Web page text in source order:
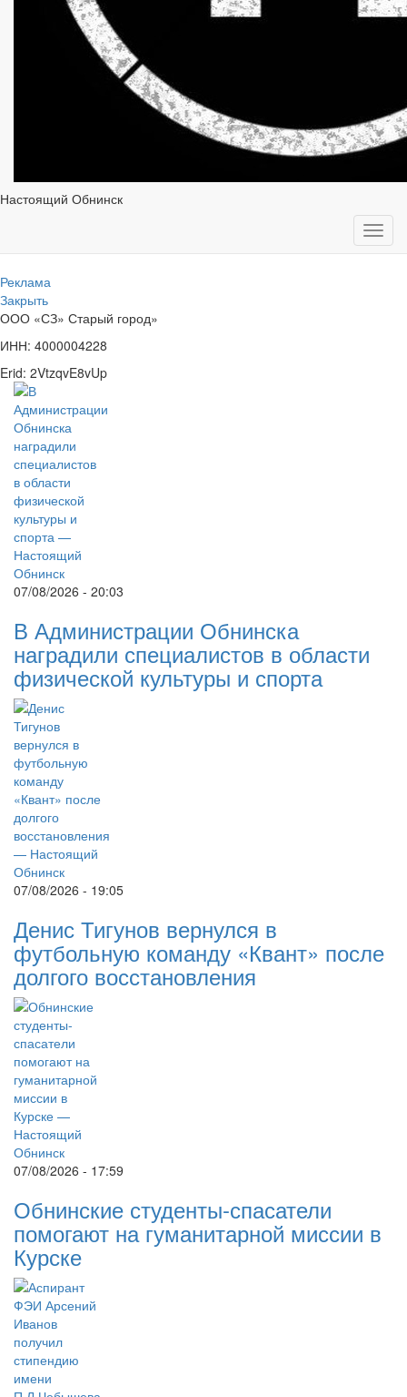
Настоящий Обнинск
Реклама
Закрыть
ООО «СЗ» Старый город»
ИНН: 4000004228
Erid: 2VtzqvE8vUp
07/08/2026 - 20:03
В Администрации Обнинска
наградили специалистов в области
физической культуры и спорта
07/08/2026 - 19:05
Денис Тигунов вернулся в
футбольную команду «Квант» после
долгого восстановления
07/08/2026 - 17:59
Обнинские студенты-спасатели
помогают на гуманитарной миссии в
Курске